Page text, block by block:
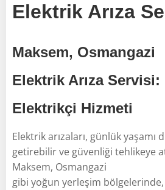
Elektrik Arıza
Maksem, Osmangazi
Elektrik Arıza
Elektrikçi Hizmeti
Elektrik arızaları, günlük yaşamı
getirebilir ve güvenliği tehlikeye
Maksem, Osmangazi
gibi yoğun yerleşim bölgelerinde,